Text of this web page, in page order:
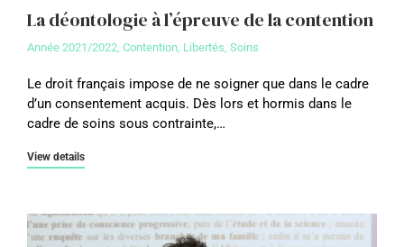
La déontologie à l’épreuve de la contention
Année 2021/2022, Contention, Libertés, Soins
Le droit français impose de ne soigner que dans le cadre
d’un consentement acquis. Dès lors et hormis dans le
cadre de soins sous contrainte,…
View details